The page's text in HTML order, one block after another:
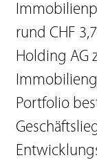
rund CHF
Holding AG
Portfolio